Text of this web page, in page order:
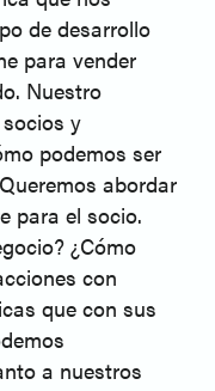
de desarrollo
para vender
Nuestro
y
podemos ser
abordar
para el socio.
¿Cómo
con
que con sus
a nuestros